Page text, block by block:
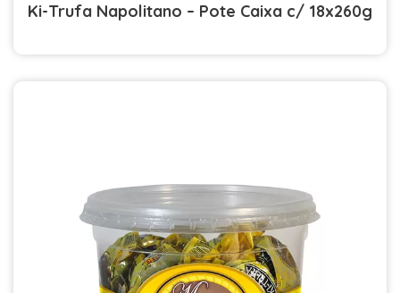
Ki-Trufa Napolitano – Pote Caixa c/ 18x260g